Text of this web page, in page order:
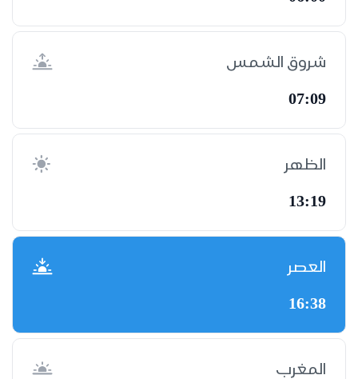
شروق الشمس
07:09
الظهر
13:19
العصر
16:38
المغرب